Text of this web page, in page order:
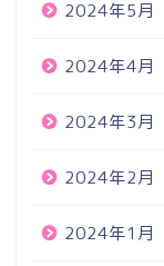
2024年5月
2024年4月
2024年3月
2024年2月
2024年1月